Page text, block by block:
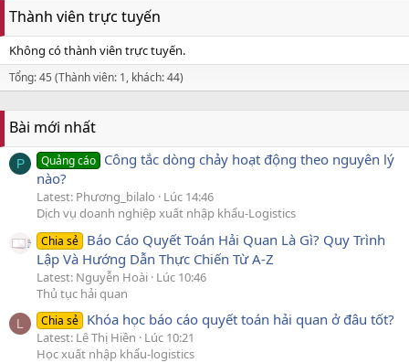
Thành viên trực tuyến
Không có thành viên trực tuyến.
Tổng: 45 (Thành viên: 1, khách: 44)
Bài mới nhất
P Quảng cáo Công tắc dòng chảy hoạt động theo nguyên lý
nào?
Latest: Phương_bilalo
Lúc 14:46
Dịch vụ doanh nghiệp xuất nhập khẩu-Logistics
Chia sẻ Báo Cáo Quyết Toán Hải Quan Là Gì? Quy Trình
Lập Và Hướng Dẫn Thực Chiến Từ A-Z
Latest: Nguyễn Hoài Lúc 10:46
Thủ tục hải quan
L Chia sẻ Khóa học báo cáo quyết toán hải quan ở đâu tốt?
Latest: Lê Thị Hiền
Lúc 10:21
Học xuất nhập khẩu-logistics